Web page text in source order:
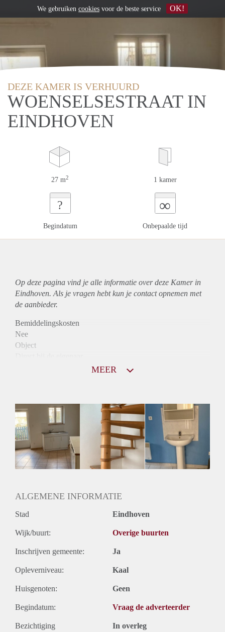
DEZE KAMER IS VERHUURD
WOENSELSESTRAAT IN
EINDHOVEN
27 m2 1 kamer
?
Begindatum
∞
Onbepaalde tijd
Op deze pagina vind je alle informatie over deze Kamer in
Eindhoven. Als je vragen hebt kun je contact opnemen met
de aanbieder.
Bemiddelingskosten
Nee
Object
Huurtoeslag
Mogelijk
Inkomen eis
3,0 X De bruto huur
Huurtermijn
Onbepaalde termijn
MEER
ALGEMENE INFORMATIE
Stad Eindhoven
Wijk/buurt: Overige buurten
Inschrijven gemeente: Ja
Opleverniveau: Kaal
Huisgenoten: Geen
Begindatum: Vraag de adverteerder
Bezichtiging In overleg
We gebruiken cookies voor de beste service OK!